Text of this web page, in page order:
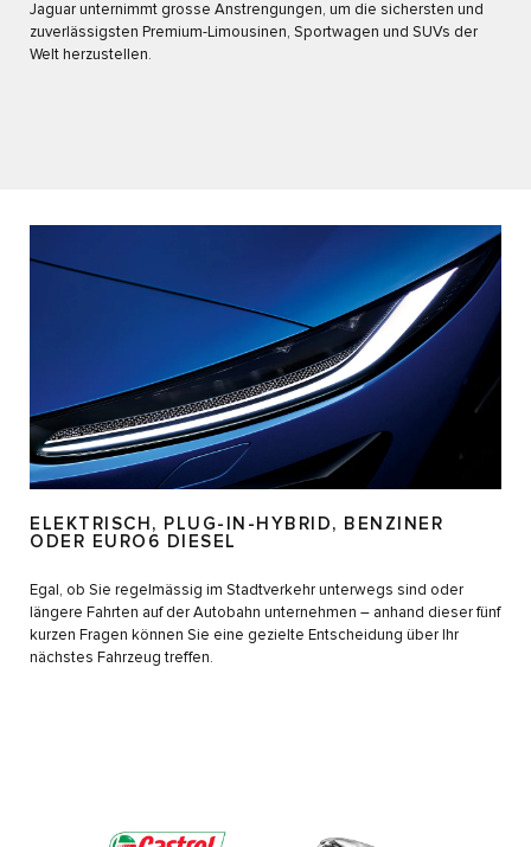
Jaguar unternimmt grosse Anstrengungen, um die sichersten und
zuverlässigsten Premium-Limousinen, Sportwagen und SUVs der
Welt herzustellen.
ELEKTRISCH, PLUG-IN-HYBRID, BENZINER
ODER EURO6 DIESEL
Egal, ob Sie regelmässig im Stadtverkehr unterwegs sind oder
längere Fahrten auf der Autobahn unternehmen – anhand dieser fünf
kurzen Fragen können Sie eine gezielte Entscheidung über Ihr
nächstes Fahrzeug treffen.